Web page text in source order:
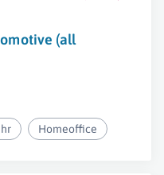
(all
Homeoffice